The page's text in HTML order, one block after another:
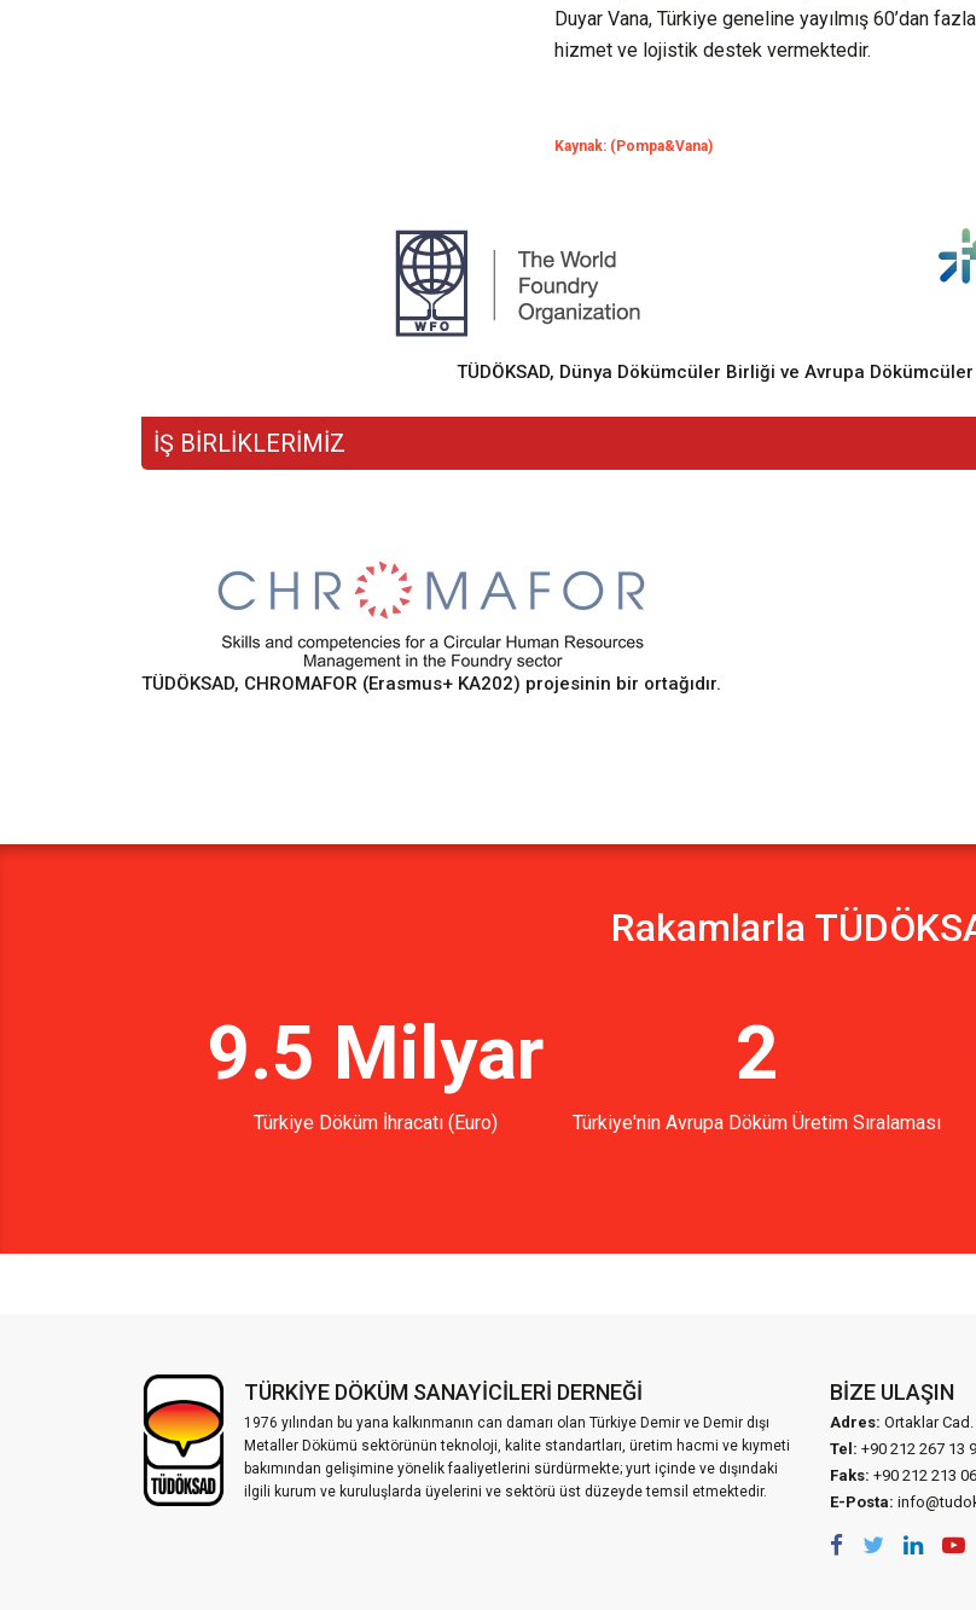
Duyar Vana, Türkiye geneline yayılmış 60’dan
hizmet ve lojistik destek vermektedir.
Kaynak: (Pompa&Vana)
TÜDÖKSAD, Dünya Dökümcüler Birliği ve Avrupa
İŞ BİRLİKLERİMİZ
TÜDÖKSAD, CHROMAFOR (Erasmus+ KA202) projesinin bir ortağıdır.
Rakamlarla
9.5 Milyar
Türkiye Döküm İhracatı (Euro)
2
Türkiye'nin Avrupa Döküm Üretim Sıralaması
TÜRKİYE DÖKÜM SANAYİCİLERİ DERNEĞİ
1976 yılından bu yana kalkınmanın can damarı olan Türkiye Demir ve Demir dışı
Metaller Dökümü sektörünün teknoloji, kalite standartları, üretim hacmi ve kıymeti
bakımından gelişimine yönelik faaliyetlerini sürdürmekte; yurt içinde ve dışındaki
ilgili kurum ve kuruluşlarda üyelerini ve sektörü üst düzeyde temsil etmektedir.
BIZE ULAŞIN
Adres: Ortaklar
Tel: +90 212 267 13
Faks: +90 212 213
E-Posta: